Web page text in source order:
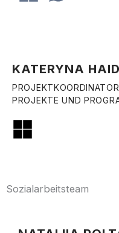
KATERYNA
PROJEKTE UND
Sozialarbeitsteam